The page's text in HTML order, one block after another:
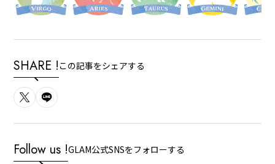
SHARE ! この記事をシェアする
Follow us !GLAM公式SNSをフォローする